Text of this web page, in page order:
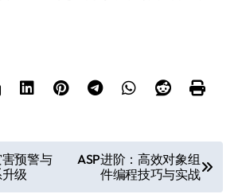
预警与
级
ASP进阶：高效对象组
件编程技巧与实战